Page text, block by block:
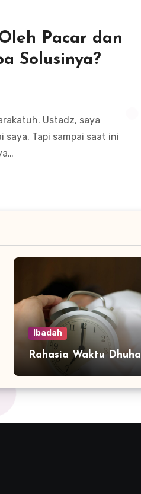
Pacar dan
Solusinya?
Ustadz, saya
saya. Tapi sampai saat ini
Ibadah
Rahasia Waktu Dhuha